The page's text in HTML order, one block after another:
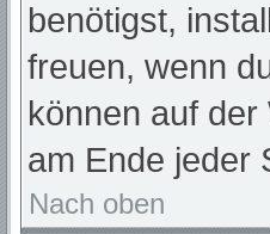
benötigst,
freuen, wenn
können auf
am Ende jeder
Nach oben